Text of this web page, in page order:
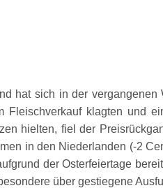
hat sich in der vergangenen
klagten und
hielten, fiel der
in den Niederlanden (-2
der Osterfeiertage
über gestiegene